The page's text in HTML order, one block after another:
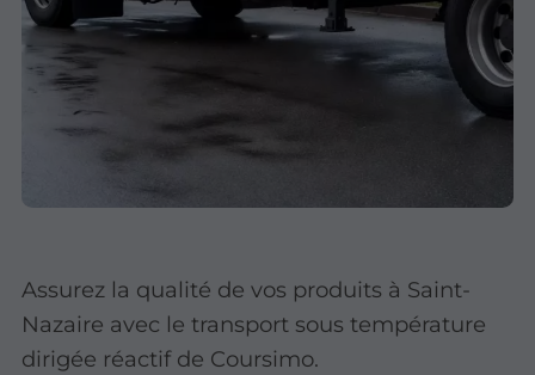
Assurez la qualité de vos produits à Saint-
Nazaire avec le transport sous température
dirigée réactif de Coursimo.